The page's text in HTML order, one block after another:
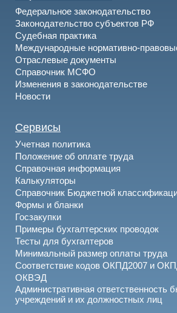
Федеральное законодательство
Законодательство субъектов РФ
Судебная практика
Международные нормативно-
Отраслевые документы
Справочник МСФО
Изменения в законодательстве
Новости
Сервисы
Учетная политика
Положение об оплате труда
Справочная информация
Калькуляторы
Справочник Бюджетной
Формы и бланки
Госзакупки
Примеры бухгалтерских проводок
Тесты для бухгалтеров
Минимальный размер оплаты труда
Соответствие кодов ОКПД2007 и
ОКВЭД
Административная ответственность
учреждений и их должностных лиц